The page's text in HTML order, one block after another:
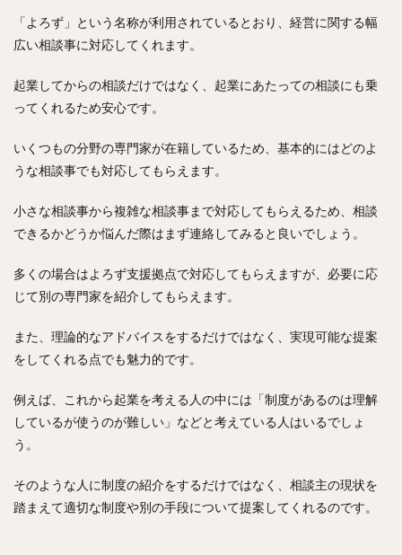
「よろず」という名称が利用されているとおり、経営に関する幅
広い相談事に対応してくれます。
起業してからの相談だけではなく、起業にあたっての相談にも乗
ってくれるため安心です。
いくつもの分野の専門家が在籍しているため、基本的にはどのよ
うな相談事でも対応してもらえます。
小さな相談事から複雑な相談事まで対応してもらえるため、相談
できるかどうか悩んだ際はまず連絡してみると良いでしょう。
多くの場合はよろず支援拠点で対応してもらえますが、必要に応
じて別の専門家を紹介してもらえます。
また、理論的なアドバイスをするだけではなく、実現可能な提案
をしてくれる点でも魅力的です。
例えば、これから起業を考える人の中には「制度があるのは理解
しているが使うのが難しい」などと考えている人はいるでしょ
う。
そのような人に制度の紹介をするだけではなく、相談主の現状を
踏まえて適切な制度や別の手段について提案してくれるのです。